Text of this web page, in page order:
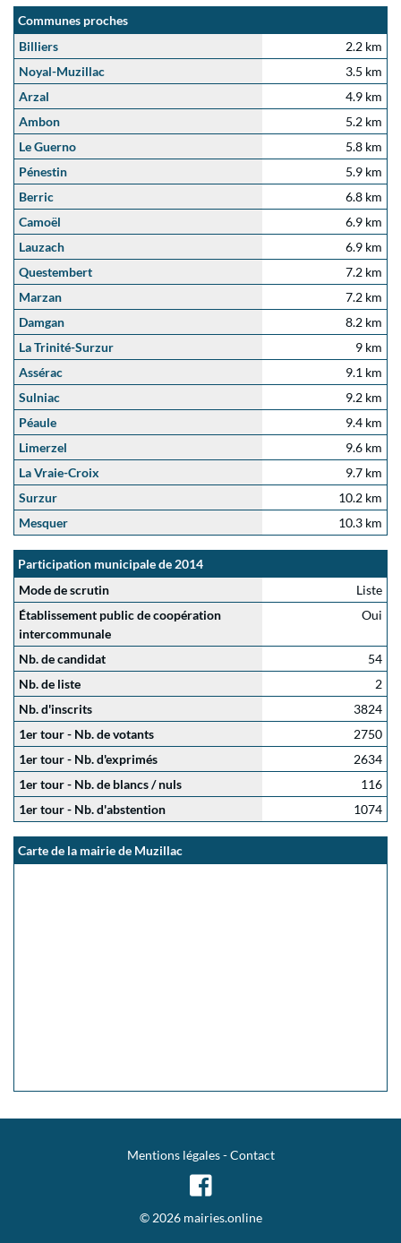
Communes proches
Billiers
2.2 km
Noyal-Muzillac
3.5 km
Arzal
4.9 km
Ambon
5.2 km
Le Guerno
5.8 km
Pénestin
5.9 km
Berric
6.8 km
Camoël
6.9 km
Lauzach
6.9 km
Questembert
7.2 km
Marzan
7.2 km
Damgan
8.2 km
La Trinité-Surzur
9 km
Assérac
9.1 km
Sulniac
9.2 km
Péaule
9.4 km
Limerzel
9.6 km
La Vraie-Croix
9.7 km
Surzur
10.2 km
Mesquer
10.3 km
Participation municipale de 2014
Mode de scrutin
Liste
Établissement public de coopération
intercommunale
Oui
Nb. de candidat
54
Nb. de liste
2
Nb. d'inscrits
3824
1er tour - Nb. de votants
2750
1er tour - Nb. d'exprimés
2634
1er tour - Nb. de blancs / nuls
116
1er tour - Nb. d'abstention
1074
Carte de la mairie de Muzillac
Mentions légales-Contact
© 2026 mairies.online